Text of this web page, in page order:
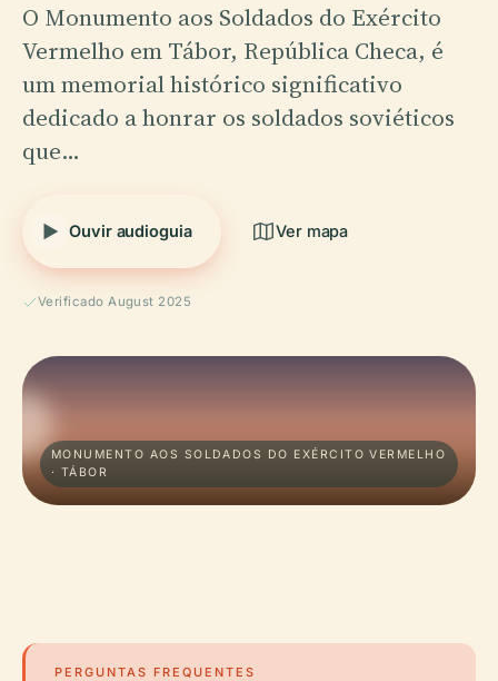
O Monumento aos Soldados do Exército
Vermelho em Tábor, República Checa, é
um memorial histórico significativo
dedicado a honrar os soldados soviéticos
que…
Ouvir audioguia Ver mapa
Verificado August 2025
MONUMENTO AOS SOLDADOS DO EXÉRCITO VERMELHO
· TÁBOR
PERGUNTAS FREQUENTES